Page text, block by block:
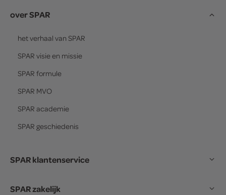
over SPAR
het verhaal van SPAR
SPAR visie en missie
SPAR formule
SPAR MVO
SPAR academie
SPAR geschiedenis
SPAR klantenservice
SPAR zakelijk